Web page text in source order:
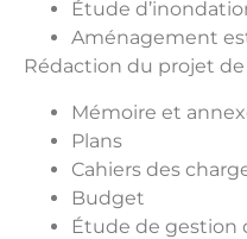
Étude
Aménagement
Rédaction du projet
Mémoire et
Plans
Cahiers des
Budget
Étude de gestion